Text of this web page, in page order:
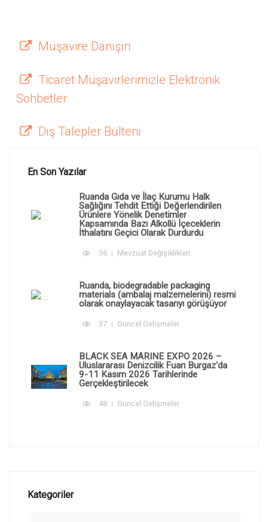
Müşavire Danışın
Ticaret Müşavirlerimizle Elektronik
Sohbetler
Dış Talepler Bülteni
En Son Yazılar
Ruanda Gıda ve İlaç Kurumu Halk
Sağlığını Tehdit Ettiği Değerlendirilen
Ürünlere Yönelik Denetimler
Kapsamında Bazı Alkollü İçeceklerin
İthalatını Geçici Olarak Durdurdu
36 Mevzuat Değişiklikleri
Ruanda, biodegradable packaging
materials (ambalaj malzemelerini) resmi
olarak onaylayacak tasarıyı görüşüyor
37 Güncel Gelişmeler
BLACK SEA MARINE EXPO 2026 –
Uluslararası Denizcilik Fuarı Burgaz'da
9-11 Kasım 2026 Tarihlerinde
Gerçekleştirilecek
48 Güncel Gelişmeler
Kategoriler